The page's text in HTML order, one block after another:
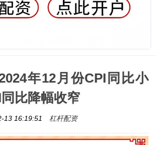
年12月份CPI同比小
比降幅收窄
13 16:19:51 杠杆配资